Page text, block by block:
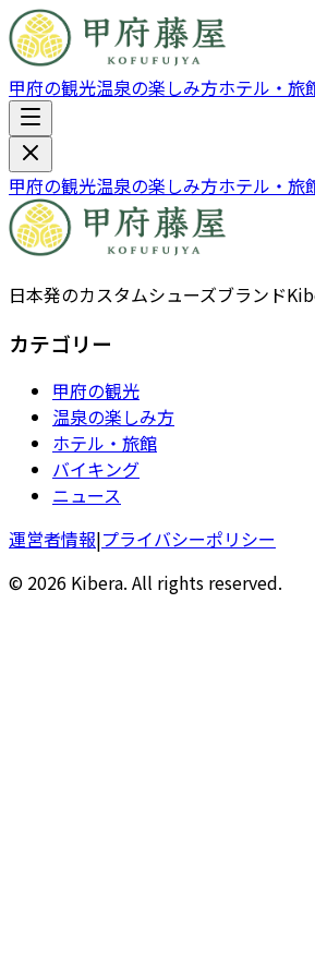
甲府の観光温泉の楽しみ方ホテル・旅
甲府の観光温泉の楽しみ方ホテル・旅
日本発のカスタムシューズブランド
カテゴリー
甲府の観光
温泉の楽しみ方
ホテル・旅館
バイキング
ニュース
運営者情報|プライバシーポリシー
© 2026 Kibera. All rights reserved.